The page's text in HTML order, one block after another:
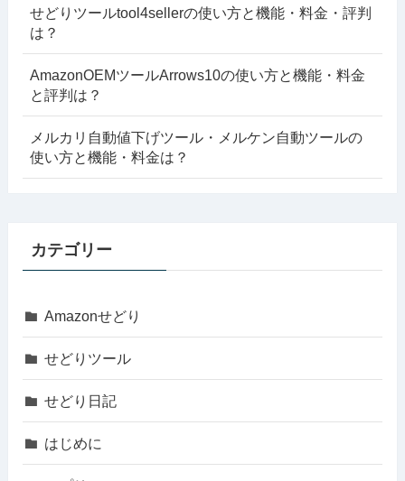
せどりツールtool4sellerの使い方と機能・料金・評判
は？
AmazonOEMツールArrows10の使い方と機能・料金
と評判は？
メルカリ自動値下げツール・メルケン自動ツールの
使い方と機能・料金は？
カテゴリー
Amazonせどり
せどりツール
せどり日記
はじめに